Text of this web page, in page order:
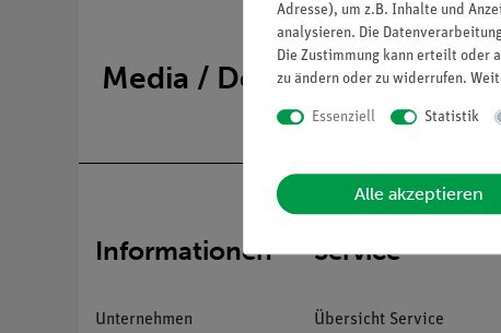
Media / Downloads
Informationen
Unternehmen
Service
Übersicht Service
Adresse), um z.B. Inhalte und
analysieren. Die
Die Zustimmung kann erteilt oder
zu ändern oder zu widerrufen.
Essenziell Statistik
Alle akzeptieren